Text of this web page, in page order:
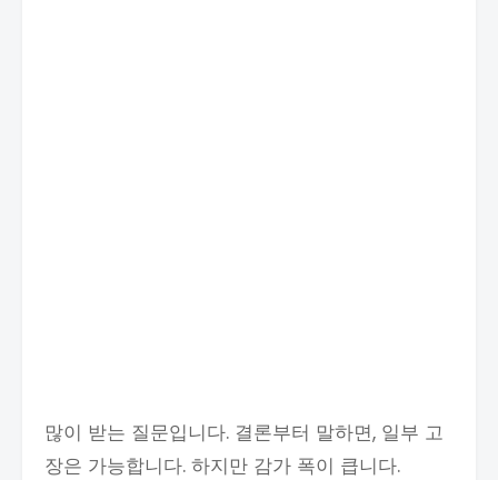
많이 받는 질문입니다. 결론부터 말하면, 일부 고
장은 가능합니다. 하지만 감가 폭이 큽니다.